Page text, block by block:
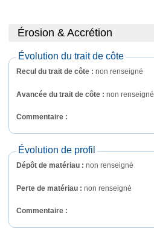
Érosion & Accrétion
Évolution du trait de côte
Recul du trait de côte : non renseigné
Avancée du trait de côte : non renseigné
Commentaire :
Évolution de profil
Dépôt de matériau : non renseigné
Perte de matériau : non renseigné
Commentaire :